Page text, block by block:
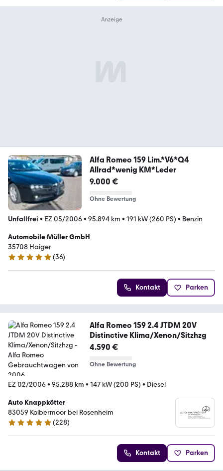
Alfa Romeo 159 Lim.*V6*Q4
Allrad*wenig KM*Leder
9.000 €
Ohne Bewertung
Unfallfrei • EZ 05/2006• 95.894 km • 191 kW (260 PS) • Benzin
Automobile Müller GmbH
35708 Haiger
5 Sterne
(36)
Kontakt Parken
Alfa Romeo 159 2.4 JTDM 20V
Distinctive Klima/Xenon/Sitzhzg
4.590 €
Ohne Bewertung
EZ 02/2006• 95.288 km • 147 kW (200 PS) • Diesel
Auto Knappkötter
83059 Kolbermoor bei Rosenheim
5 Sterne
(228)
Kontakt Parken